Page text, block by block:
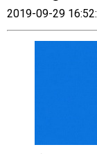
2019-09-29